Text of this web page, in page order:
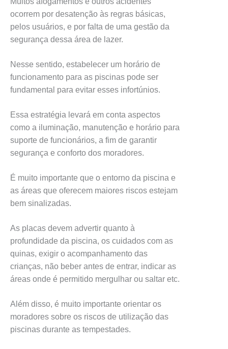
ocorrem por desatenção às regras básicas,
pelos usuários, e por falta de uma gestão da
segurança dessa área de lazer.
Nesse sentido, estabelecer um horário de
funcionamento para as piscinas pode ser
fundamental para evitar esses infortúnios.
Essa estratégia levará em conta aspectos
como a iluminação, manutenção e horário para
suporte de funcionários, a fim de garantir
segurança e conforto dos moradores.
É muito importante que o entorno da piscina e
as áreas que oferecem maiores riscos estejam
bem sinalizadas.
As placas devem advertir quanto à
profundidade da piscina, os cuidados com as
quinas, exigir o acompanhamento das
crianças, não beber antes de entrar, indicar as
áreas onde é permitido mergulhar ou saltar etc.
Além disso, é muito importante orientar os
moradores sobre os riscos de utilização das
piscinas durante as tempestades.